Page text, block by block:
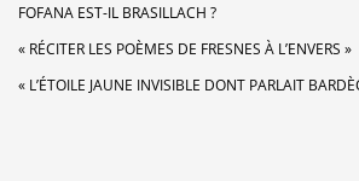
FOFANA EST-IL BRASILLACH ?
« RÉCITER LES POÈMES DE FRESNES À L’ENVERS »
« L’ÉTOILE JAUNE INVISIBLE DONT PARLAIT